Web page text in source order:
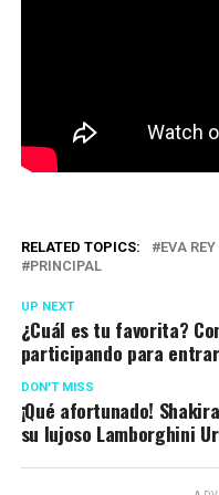
RELATED TOPICS: EVA REY
PRINCIPAL
UP NEXT
¿Cuál es tu favorita?
participando para entrar
DON'T MISS
¡Qué afortunado!
su lujoso Lamborghini